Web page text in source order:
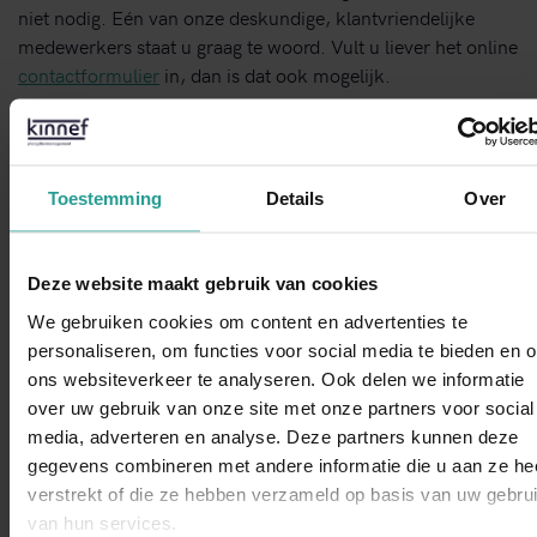
Toestemming Details Over
Deze website maakt gebruik van cookies
We gebruiken cookies om content en advertenties te
personaliseren, om functies voor social media te bieden en
ons websiteverkeer te analyseren. Ook delen we informatie
over uw gebruik van onze site met onze partners voor social
media, adverteren en analyse. Deze partners kunnen deze
gegevens combineren met andere informatie die u aan ze
verstrekt of die ze hebben verzameld op basis van uw
van hun services.
niet nodig. Eén van onze deskundige, klantvriendelijke
medewerkers staat u graag te woord. Vult u liever het online
contactformulier in, dan is dat ook mogelijk.
Binnen 1 werkdag antwoord
Dit zeggen opdrachtgevers over Kinnef